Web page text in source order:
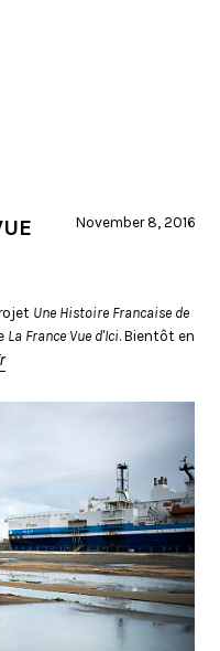
November 8, 2016
Une Histoire Francaise de
La France Vue d'Ici. Bientôt en